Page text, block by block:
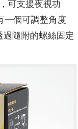
可支援夜視功
一個可調整角度
隨附的螺絲固定